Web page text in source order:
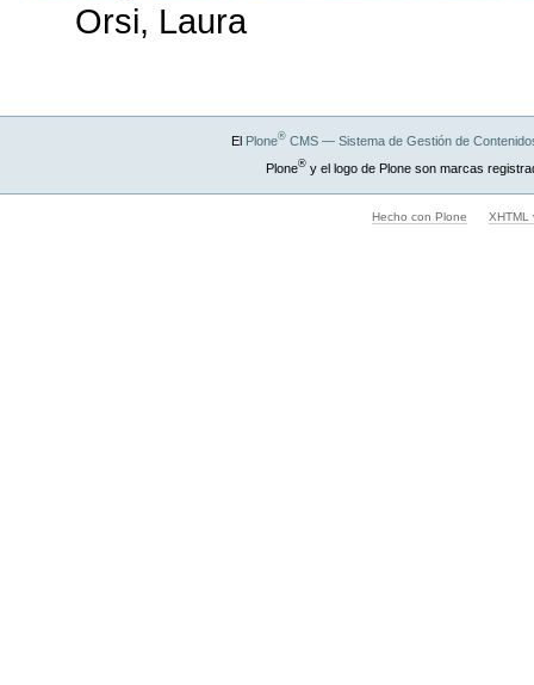
Orsi, Laura
El Plone®CMS — Sistema de Gestión de
Plone®y el logo de Plone son marcas
Hecho con Plone XHTML